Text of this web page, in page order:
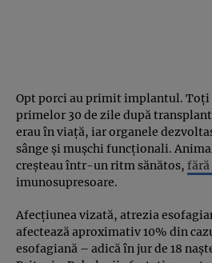
Opt porci au primit implantul.
primelor 30 de zile după
erau în viață, iar organele
sânge și mușchi funcționali.
creșteau într-un ritm sănătos, fără
imunosupresoare.
Afecțiunea vizată, atrezia
afectează aproximativ 10% din
esofagiană – adică în jur de 18